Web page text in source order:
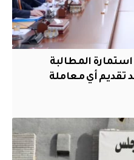
المطالبة
تقديم أي معاملة